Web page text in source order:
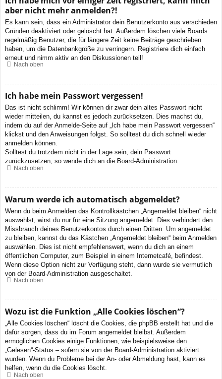
aber nicht mehr anmelden?!
Es kann sein, dass ein Administrator dein Benutzerkonto aus verschieden
Gründen deaktiviert oder gelöscht hat. Außerdem löschen viele Boards
regelmäßig Benutzer, die für längere Zeit keine Beiträge geschrieben
haben, um die Datenbankgröße zu verringern. Registriere dich einfach
erneut und nimm aktiv an den Diskussionen teil!
Nach oben
Ich habe mein Passwort vergessen!
Das ist nicht schlimm! Wir können dir zwar dein altes Passwort nicht
wieder mitteilen, du kannst es jedoch zurücksetzen. Dies machst du,
indem du auf der Anmelde-Seite auf „Ich habe mein Passwort vergessen“
klickst und den Anweisungen folgst. So solltest du dich schnell wieder
anmelden können.
Solltest du trotzdem nicht in der Lage sein, dein Passwort
zurückzusetzen, so wende dich an die Board-Administration.
Nach oben
Warum werde ich automatisch abgemeldet?
Wenn du beim Anmelden das Kontrollkästchen „Angemeldet bleiben“ nicht
auswählst, wirst du nur für eine Sitzung angemeldet. Dies verhindert den
Missbrauch deines Benutzerkontos durch einen Dritten. Um angemeldet
zu bleiben, kannst du das Kästchen „Angemeldet bleiben“ beim Anmelden
auswählen. Dies ist nicht empfehlenswert, wenn du dich an einem
öffentlichen Computer, zum Beispiel in einem Internetcafé, befindest.
Wenn diese Option nicht zur Verfügung steht, dann wurde sie vermutlich
von der Board-Administration ausgeschaltet.
Nach oben
Wozu ist die Funktion „Alle Cookies löschen“?
„Alle Cookies löschen“ löscht die Cookies, die phpBB erstellt hat und die
dafür sorgen, dass du im Forum angemeldet bleibst. Außerdem
ermöglichen Cookies einige Funktionen, wie beispielsweise den
„Gelesen“-Status – sofern sie von der Board-Administration aktiviert
wurden. Wenn du Probleme bei der An- oder Abmeldung hast, kann es
helfen, wenn du die Cookies löscht.
Nach oben